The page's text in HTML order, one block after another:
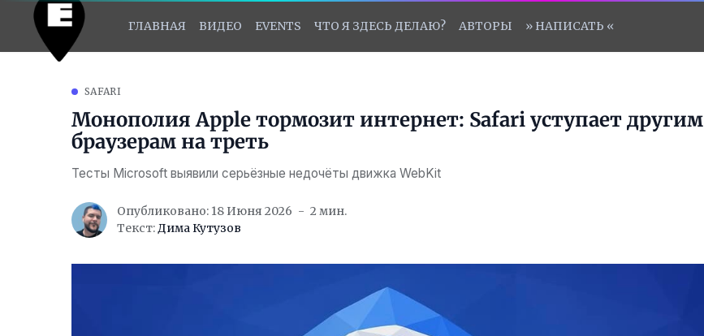
ГЛАВНАЯ ВИДЕО EVENTS ЧТО Я ЗДЕСЬ ДЕЛАЮ? АВТОРЫ » НАПИСАТЬ «
SAFARI
Монополия Apple тормозит интернет: Safari уступает другим
браузерам на треть
Тесты Microsoft выявили серьёзные недочёты движка WebKit
Опубликовано: 18 Июня 2026
2 мин.
Текст:Дима Кутузов